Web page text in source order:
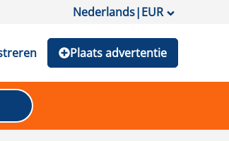
Nederlands|EUR
Plaats advertentie